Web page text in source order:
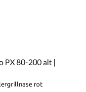
PX 80-200 alt |
rot